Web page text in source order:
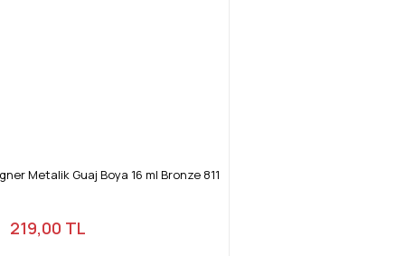
Metalik Guaj Boya 16 ml Bronze 811
219,00 TL